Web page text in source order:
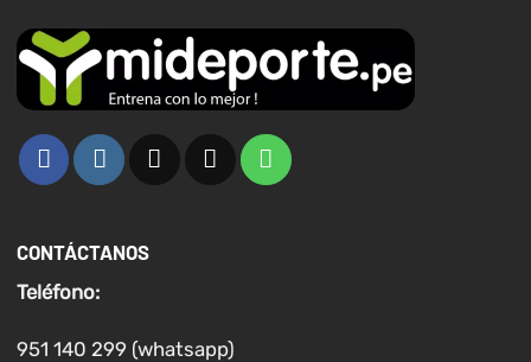
CONTÁCTANOS
Teléfono:
951 140 299 (whatsapp)